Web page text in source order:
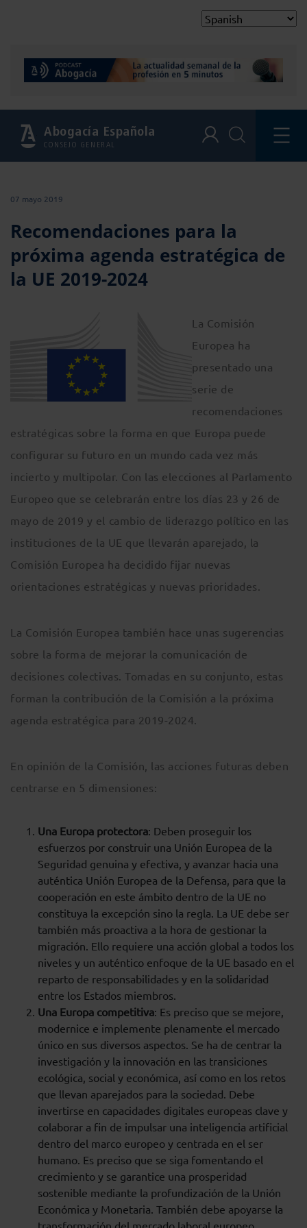
Abogacía Española
CONSEJO GENERAL
07 mayo 2019
Recomendaciones para la
próxima agenda estratégica de
la UE 2019-2024
La Comisión
Europea ha
presentado una
serie de
recomendaciones
estratégicas sobre la forma en que Europa puede
configurar su futuro en un mundo cada vez más
incierto y multipolar. Con las elecciones al Parlamento
Europeo que se celebrarán entre los días 23 y 26 de
mayo de 2019 y el cambio de liderazgo político en las
instituciones de la UE que llevarán aparejado, la
Comisión Europea ha decidido fijar nuevas
orientaciones estratégicas y nuevas prioridades.
La Comisión Europea también hace unas sugerencias
sobre la forma de mejorar la comunicación de
decisiones colectivas. Tomadas en su conjunto, estas
forman la contribución de la Comisión a la próxima
agenda estratégica para 2019-2024.
En opinión de la Comisión, las acciones futuras deben
centrarse en 5 dimensiones:
Una Europa protectora: Deben proseguir los
esfuerzos por construir una Unión Europea de la
Seguridad genuina y efectiva, y avanzar hacia una
auténtica Unión Europea de la Defensa, para que la
cooperación en este ámbito dentro de la UE no
constituya la excepción sino la regla. La UE debe ser
también más proactiva a la hora de gestionar la
migración. Ello requiere una acción global a todos los
niveles y un auténtico enfoque de la UE basado en el
reparto de responsabilidades y en la solidaridad
entre los Estados miembros.
Una Europa competitiva: Es preciso que se mejore,
modernice e implemente plenamente el mercado
único en sus diversos aspectos. Se ha de centrar la
investigación y la innovación en las transiciones
ecológica, social y económica, así como en los retos
que llevan aparejados para la sociedad. Debe
invertirse en capacidades digitales europeas clave y
colaborar a fin de impulsar una inteligencia artificial
dentro del marco europeo y centrada en el ser
humano. Es preciso que se siga fomentando el
crecimiento y se garantice una prosperidad
sostenible mediante la profundización de la Unión
Económica y Monetaria. También debe apoyarse la